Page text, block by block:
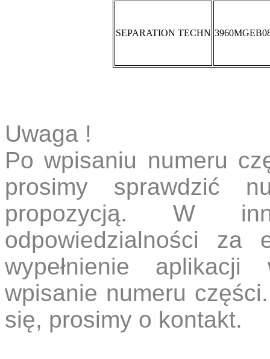
SEPARATION TECHN
Uwaga !
Po wpisaniu numeru
prosimy sprawdzić
propozycją. W
odpowiedzialności za
wypełnienie aplikacji
wpisanie numeru
się, prosimy o kontakt.